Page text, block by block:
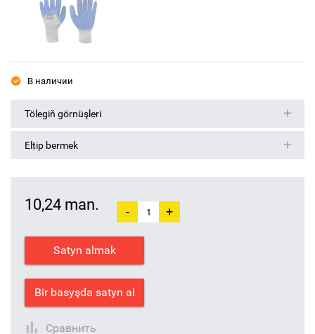
В наличии
Tölegiň görnüşleri
Eltip bermek
10,24 man. - +
Satyn almak
Bir basyşda satyn al
Сравнить